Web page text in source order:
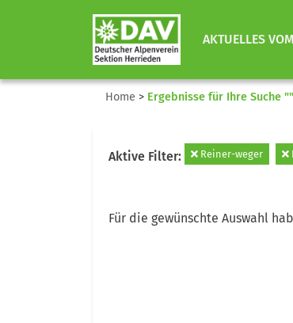
AKTUELLES
Home > Ergebnisse für Ihre Suche ""
Aktive Filter: Reiner-weger
Für die gewünschte Auswahl